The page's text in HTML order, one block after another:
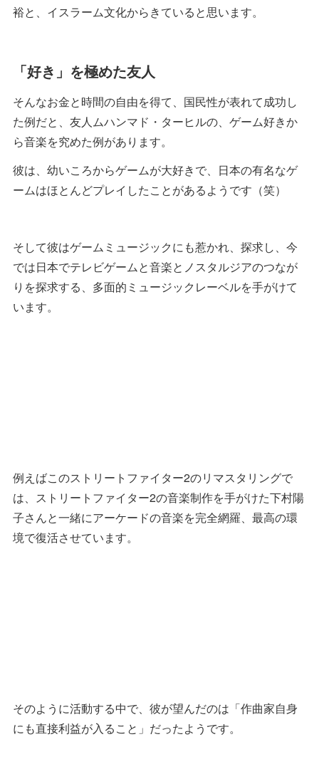
裕と、イスラーム文化からきていると思います。
「好き」を極めた友人
そんなお金と時間の自由を得て、国民性が表れて成功し
た例だと、友人ムハンマド・ターヒルの、ゲーム好きか
ら音楽を究めた例があります。
彼は、幼いころからゲームが大好きで、日本の有名なゲ
ームはほとんどプレイしたことがあるようです（笑）
そして彼はゲームミュージックにも惹かれ、探求し、今
では日本でテレビゲームと音楽とノスタルジアのつなが
りを探求する、多面的ミュージックレーベルを手がけて
います。
例えばこのストリートファイター2のリマスタリングで
は、ストリートファイター2の音楽制作を手がけた下村陽
子さんと一緒にアーケードの音楽を完全網羅、最高の環
境で復活させています。
そのように活動する中で、彼が望んだのは「作曲家自身
にも直接利益が入ること」だったようです。